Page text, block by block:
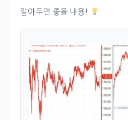
알아두면 좋을 내용!